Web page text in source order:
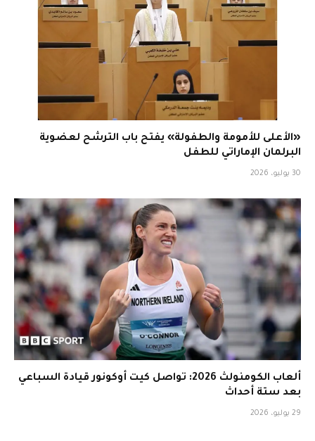
«الأعلى للأمومة والطفولة» يفتح باب الترشح لعضوية
البرلمان الإماراتي للطفل
30 يوليو، 2026
ألعاب الكومنولث 2026: تواصل كيت أوكونور قيادة السباعي
بعد ستة أحداث
29 يوليو، 2026